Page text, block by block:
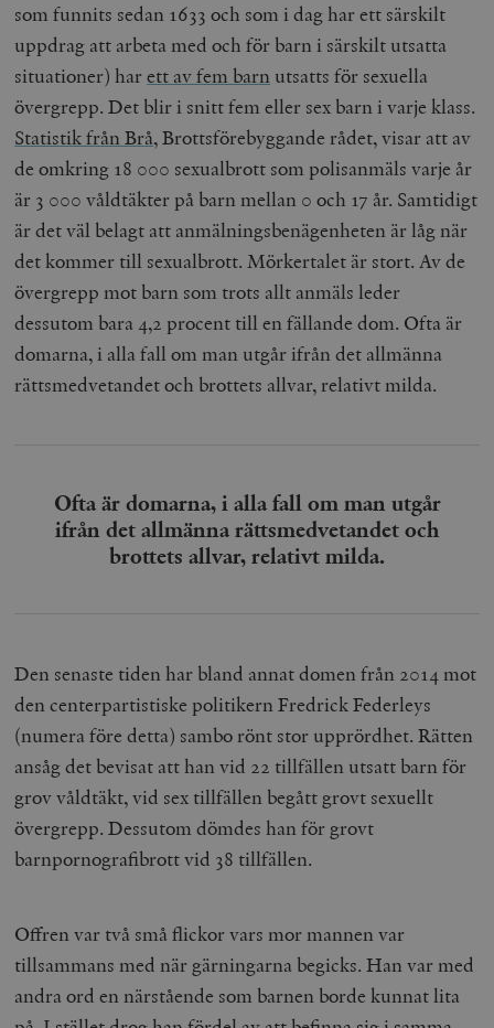
som funnits sedan 1633 och som i dag har ett särskilt
uppdrag att arbeta med och för barn i särskilt utsatta
situationer) harett av fem barn utsatts för sexuella
övergrepp. Det blir i snitt fem eller sex barn i varje klass.
Statistik från Brå, Brottsförebyggande rådet, visar att av
de omkring 18 000 sexualbrott som polisanmäls varje år
är 3 000 våldtäkter på barn mellan 0 och 17 år. Samtidigt
är det väl belagt att anmälningsbenägenheten är låg när
det kommer till sexualbrott. Mörkertalet är stort. Av de
övergrepp mot barn som trots allt anmäls leder
dessutom bara 4,2 procent till en fällande dom. Ofta är
domarna, i alla fall om man utgår ifrån det allmänna
rättsmedvetandet och brottets allvar, relativt milda.
Ofta är domarna, i alla fall om man utgår
ifrån det allmänna rättsmedvetandet och
brottets allvar, relativt milda.
Den senaste tiden har bland annat domen från 2014 mot
den centerpartistiske politikern Fredrick Federleys
(numera före detta) sambo rönt stor upprördhet. Rätten
ansåg det bevisat att han vid 22 tillfällen utsatt barn för
grov våldtäkt, vid sex tillfällen begått grovt sexuellt
övergrepp. Dessutom dömdes han för grovt
barnpornografibrott vid 38 tillfällen.
Offren var två små flickor vars mor mannen var
tillsammans med när gärningarna begicks. Han var med
andra ord en närstående som barnen borde kunnat lita